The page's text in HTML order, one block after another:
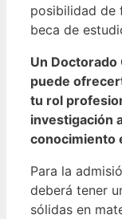
posibilidad de
beca de
Un Doctorado
puede
tu rol
investigación
conocimiento
Para la
deberá tener
sólidas en